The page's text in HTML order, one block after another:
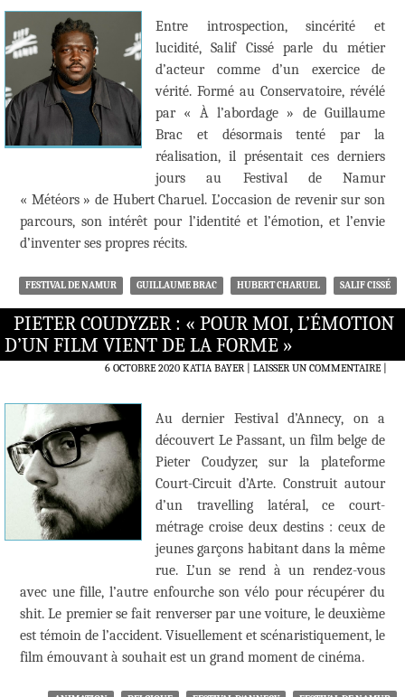
Entre introspection, sincérité et
lucidité, Salif Cissé parle du métier
d’acteur comme d’un exercice de
vérité. Formé au Conservatoire, révélé
par « À l’abordage » de Guillaume
Brac et désormais tenté par la
réalisation, il présentait ces derniers
jours au Festival de Namur
« Météors » de Hubert Charuel. L’occasion de revenir sur son
parcours, son intérêt pour l’identité et l’émotion, et l’envie
d’inventer ses propres récits.
FESTIVAL DE NAMUR GUILLAUME BRAC HUBERT CHARUEL SALIF CISSÉ
PIETER COUDYZER : « POUR MOI, L’ÉMOTION
D’UN FILM VIENT DE LA FORME »
6 OCTOBRE 2020 KATIA BAYER LAISSER UN COMMENTAIRE|
Au dernier Festival d’Annecy, on a
découvert Le Passant, un film belge de
Pieter Coudyzer, sur la plateforme
Court-Circuit d’Arte. Construit autour
d’un travelling latéral, ce court-
métrage croise deux destins : ceux de
jeunes garçons habitant dans la même
rue. L’un se rend à un rendez-vous
avec une fille, l’autre enfourche son vélo pour récupérer du
shit. Le premier se fait renverser par une voiture, le deuxième
est témoin de l’accident. Visuellement et scénaristiquement, le
film émouvant à souhait est un grand moment de cinéma.